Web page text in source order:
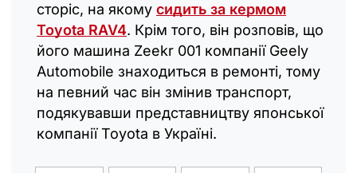
сторіс, на якому сидить за кермом
Toyota RAV4. Крім того, він розповів, що
його машина Zeekr 001 компанії Geely
Automobile знаходиться в ремонті, тому
на певний час він змінив транспорт,
подякувавши представництву японської
компанії Toyota в Україні.